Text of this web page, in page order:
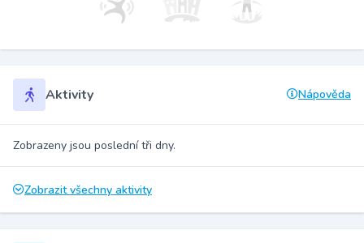
Aktivity Nápověda
Zobrazeny jsou poslední tři dny.
Zobrazit všechny aktivity